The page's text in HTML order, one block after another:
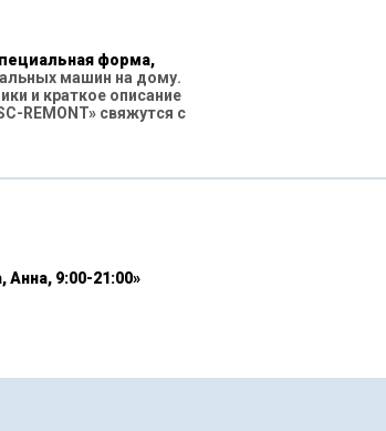
форма,
машин на дому.
и краткое описание
REMONT» свяжутся с
Анна, 9:00-21:00»